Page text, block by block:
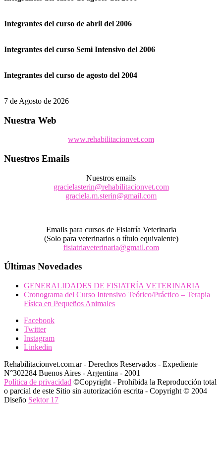
Integrantes del curso de abril del 2006
Integrantes del curso Semi Intensivo del 2006
Integrantes del curso de agosto del 2004
7 de Agosto de 2026
Nuestra Web
www.rehabilitacionvet.com
Nuestros Emails
Nuestros emails
gracielasterin@rehabilitacionvet.com
graciela.m.sterin@gmail.com
Emails para cursos de Fisiatría Veterinaria
(Solo para veterinarios o título equivalente)
fisiatriaveterinaria@gmail.com
Últimas Novedades
GENERALIDADES DE FISIATRÍA VETERINARIA
Cronograma del Curso Intensivo Teórico/Práctico – Terapia
Física en Pequeños Animales
Facebook
Twitter
Instagram
Linkedin
Rehabilitacionvet.com.ar - Derechos Reservados - Expediente
N°302284 Buenos Aires - Argentina - 2001
Política de privacidad ©Copyright - Prohibida la Reproducción total
o parcial de este Sitio sin autorización escrita - Copyright © 2004
Diseño Sektor 17